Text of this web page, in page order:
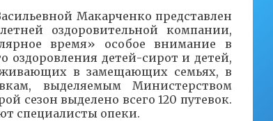
Макарченко представлен
оздоровительной компании,
время» особое внимание в
оздоровления детей-сирот и детей,
в замещающих семьях, в
выделяемым Министерством
сезон выделено всего 120 путевок.
специалисты опеки.